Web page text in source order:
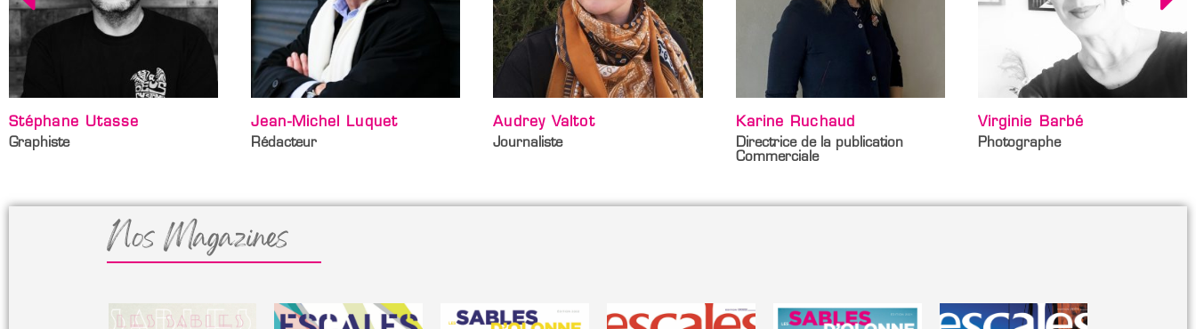
Jean-Michel Luquet
Rédacteur
Audrey Valtot
Journaliste
Karine Ruchaud
Directrice de la publication
Virginie Barbé
Photographe
Stéphane Utasse
Graphiste
Nos Magazines